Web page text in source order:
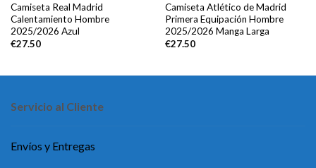
Camiseta Real Madrid
Calentamiento Hombre
2025/2026 Azul
€27.50
Camiseta Atlético de Madrid
Primera Equipación Hombre
2025/2026 Manga Larga
€27.50
Servicio al Cliente
Envíos y Entregas